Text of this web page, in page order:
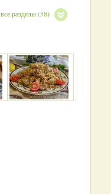
все разделы (58)